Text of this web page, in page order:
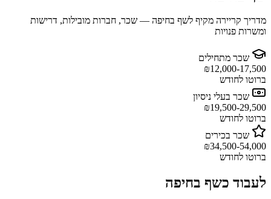
מדריך קריירה מקיף לשף בחיפה — שכר, חברות מובילות, דרישות
ומשרות פנויות
שכר מתחילים
₪12,000-17,500
ברוטו לחודש
שכר בעלי ניסיון
₪19,500-29,500
ברוטו לחודש
שכר בכירים
₪34,500-54,000
ברוטו לחודש
לעבוד כשף בחיפה